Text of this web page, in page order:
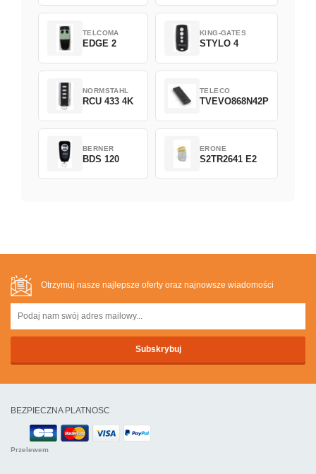
TELCOMA
EDGE 2
KING-GATES
STYLO 4
NORMSTAHL
RCU 433 4K
TELECO
TVEVO868N42P
BERNER
BDS 120
ERONE
S2TR2641 E2
Otrzymuj nasze najlepsze oferty oraz najnowsze wiadomości
BEZPIECZNA PLATNOSC
Przelewem